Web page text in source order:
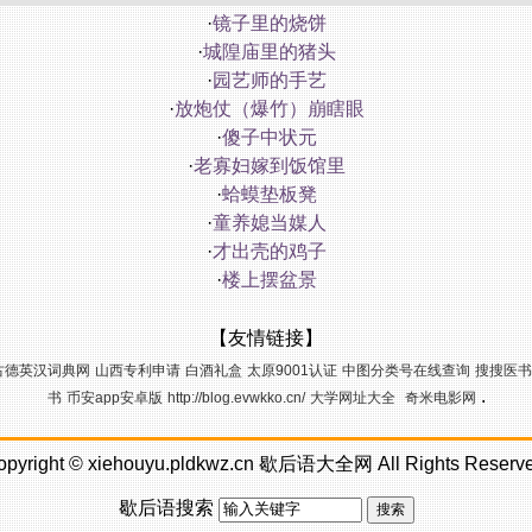
·镜子里的烧饼
·城隍庙里的猪头
·园艺师的手艺
·放炮仗（爆竹）崩瞎眼
·傻子中状元
·老寡妇嫁到饭馆里
·蛤蟆垫板凳
·童养媳当媒人
·才出壳的鸡子
·楼上摆盆景
【友情链接】
德英汉词典网 山西专利申请 白酒礼盒 太原9001认证 中图分类号在线查询 搜搜医书
书 币安app安卓版 http://blog.evwkko.cn/ 大学网址大全 奇米电影网.
©xiehouyu.pldkwz.cn 歇后语大全网All Rights
歇后语搜索